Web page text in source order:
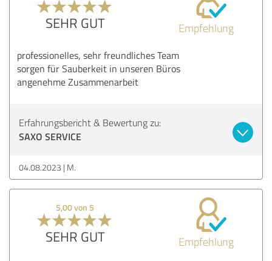
SEHR GUT Empfehlung
professionelles, sehr freundliches Team
sorgen für Sauberkeit in unseren Büros
angenehme Zusammenarbeit
Erfahrungsbericht & Bewertung zu:
SAXO SERVICE
04.08.2023 M.
5,00 von 5
SEHR GUT Empfehlung